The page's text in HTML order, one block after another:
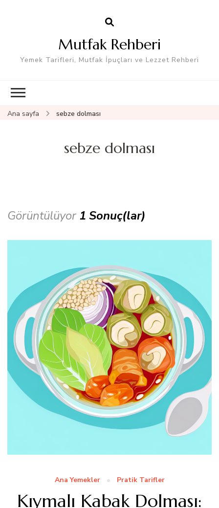
Mutfak Rehberi
Yemek Tarifleri, Mutfak İpuçları ve Lezzet Rehberi
Ana sayfa sebze dolması
sebze dolması
Görüntülüyor 1 Sonuç(lar)
Ana Yemekler Pratik Tarifler
Kıymalı Kabak Dolması: